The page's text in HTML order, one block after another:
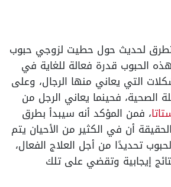
لحديث حول حطيت لزوجي حبوب
الحبوب قدرة فعالة للغاية في
التي يعاني منها الرجال، وعلى
فحينما يعاني الرجل من
، فمن المؤكد أنه سيبدأ بطرق
أن في الكثير من الأحيان يتم
تحديدًا من أجل العلاج الفعال،
إيجابية وتقضي على تلك